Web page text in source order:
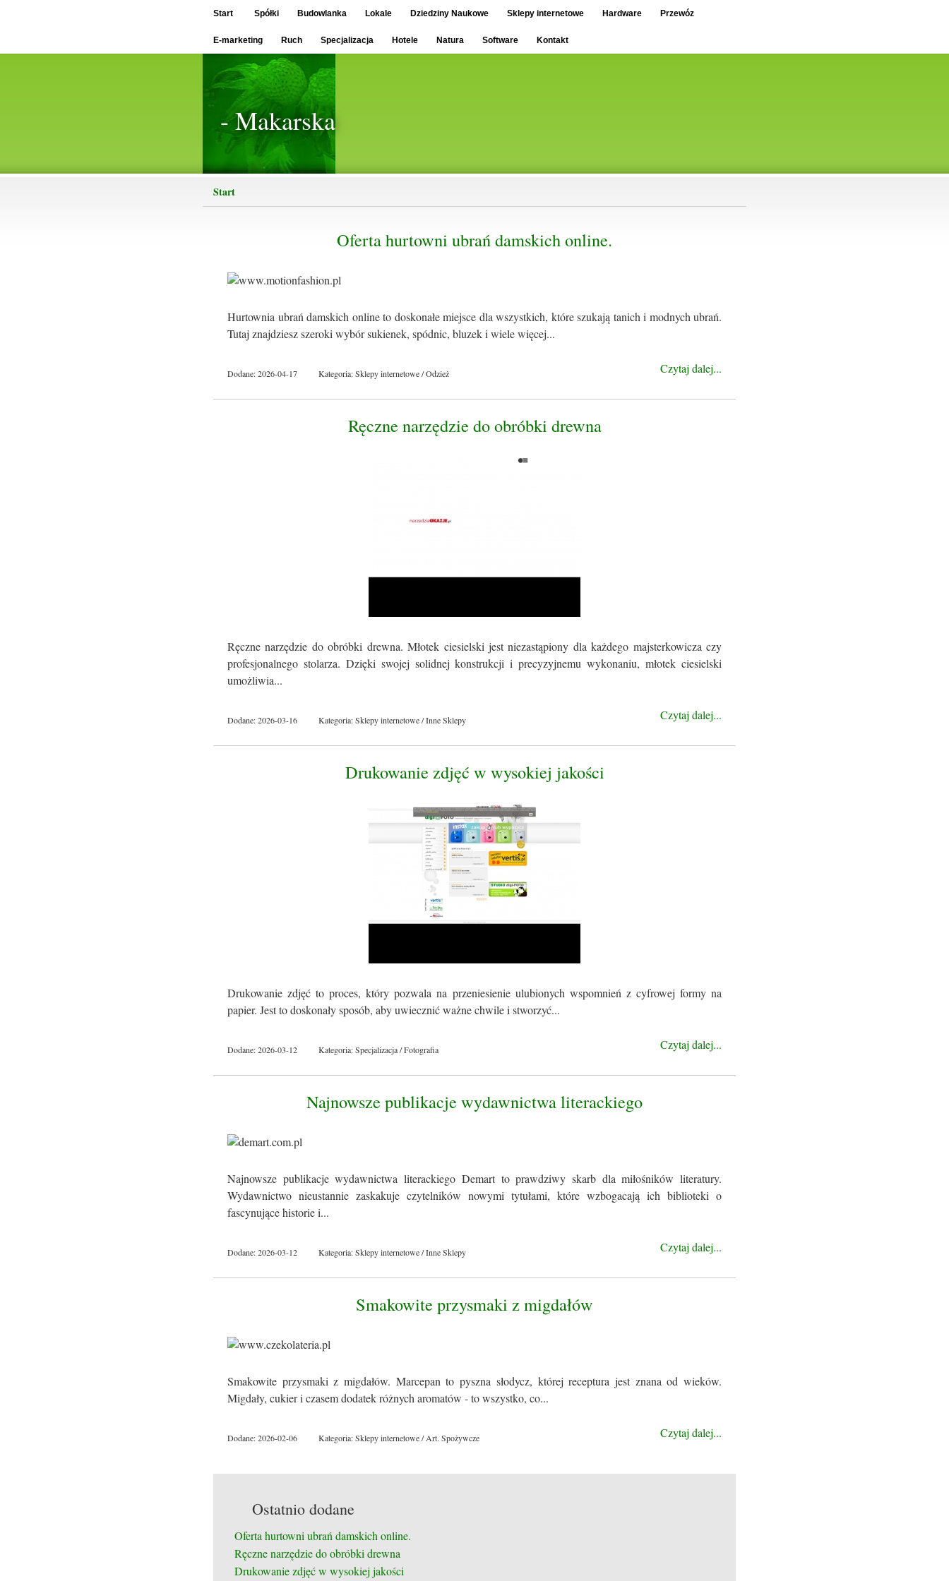
Start Spółki Budowlanka Lokale Dziedziny Naukowe Sklepy internetowe Hardware Przewóz
E-marketing Ruch Specjalizacja Hotele Natura Software Kontakt
- Makarska
Start
Oferta hurtowni ubrań damskich online.
Hurtownia ubrań damskich online to doskonałe miejsce dla wszystkich, które szukają tanich i modnych ubrań.
Tutaj znajdziesz szeroki wybór sukienek, spódnic, bluzek i wiele więcej...
Czytaj dalej...
Dodane: 2026-04-17 Kategoria: Sklepy internetowe / Odzież
Ręczne narzędzie do obróbki drewna
Ręczne narzędzie do obróbki drewna. Młotek ciesielski jest niezastąpiony dla każdego majsterkowicza czy
profesjonalnego stolarza. Dzięki swojej solidnej konstrukcji i precyzyjnemu wykonaniu, młotek ciesielski
umożliwia...
Czytaj dalej...
Dodane: 2026-03-16 Kategoria: Sklepy internetowe / Inne Sklepy
Drukowanie zdjęć w wysokiej jakości
Drukowanie zdjęć to proces, który pozwala na przeniesienie ulubionych wspomnień z cyfrowej formy na
papier. Jest to doskonały sposób, aby uwiecznić ważne chwile i stworzyć...
Czytaj dalej...
Dodane: 2026-03-12 Kategoria: Specjalizacja / Fotografia
Najnowsze publikacje wydawnictwa literackiego
Najnowsze publikacje wydawnictwa literackiego Demart to prawdziwy skarb dla miłośników literatury.
Wydawnictwo nieustannie zaskakuje czytelników nowymi tytułami, które wzbogacają ich biblioteki o
fascynujące historie i...
Czytaj dalej...
Dodane: 2026-03-12 Kategoria: Sklepy internetowe / Inne Sklepy
Smakowite przysmaki z migdałów
Smakowite przysmaki z migdałów. Marcepan to pyszna słodycz, której receptura jest znana od wieków.
Migdały, cukier i czasem dodatek różnych aromatów - to wszystko, co...
Czytaj dalej...
Dodane: 2026-02-06 Kategoria: Sklepy internetowe / Art. Spożywcze
Ostatnio dodane
Oferta hurtowni ubrań damskich online.
Ręczne narzędzie do obróbki drewna
Drukowanie zdjęć w wysokiej jakości